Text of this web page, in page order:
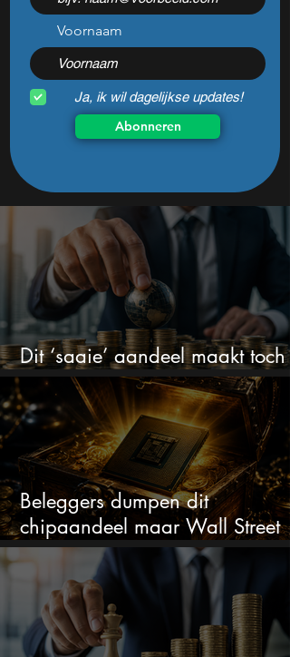
Voornaam
Ja, ik wil dagelijkse updates!
Abonneren
Dit ‘saaie’ aandeel maakt toch
bizar veel winst
Beleggers dumpen dit
chipaandeel maar Wall Street
ziet een zeldzame koopkans